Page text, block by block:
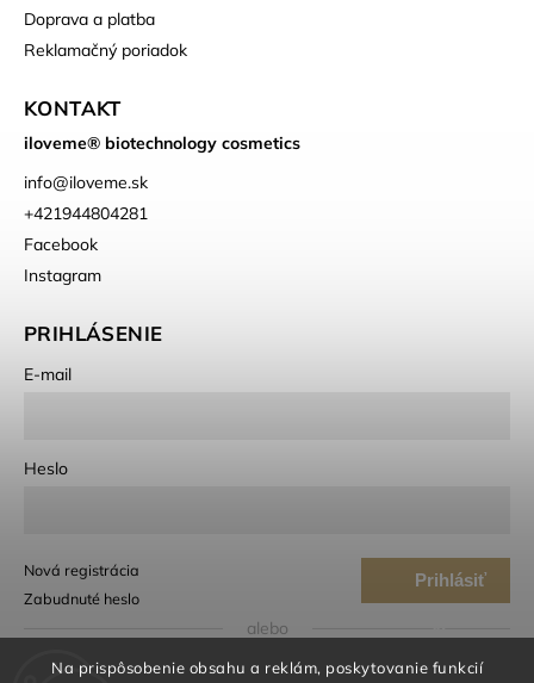
Na prispôsobenie obsahu a reklám, poskytovanie funkcií
Doprava a platba
Reklamačný poriadok
KONTAKT
iloveme® biotechnology cosmetics
info@iloveme.sk
+421944804281
Facebook
Instagram
PRIHLÁSENIE
E-mail
Heslo
Prihlásiť
Nová registrácia
Zabudnuté heslo
alebo